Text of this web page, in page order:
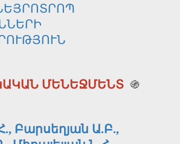
ՄԵՆԵՋՄԵՆՏ ֍
Բարսեղյան Ա.Բ.,